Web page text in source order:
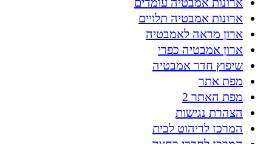
ארונות אמבטיה תלויים
ארון מראה לאמבטיה
ארון אמבטיה כפרי
שיפוץ חדר אמבטיה
מפת אתר
מפת האתר 2
הצהרת נגישות
המרכז לריהוט לבית